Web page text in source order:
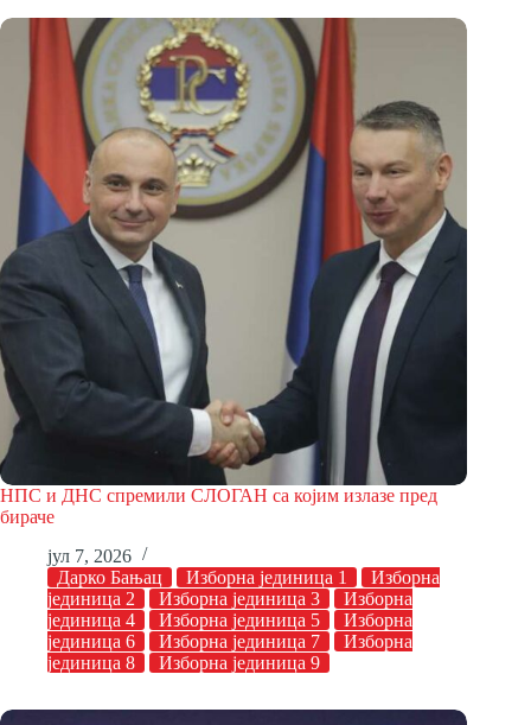
НПС и ДНС спремили СЛОГАН са којим излазе пред
бираче
јул 7, 2026
Дарко Бањац
Изборна јединица 1
Изборна
јединица 2
Изборна јединица 3
Изборна
јединица 4
Изборна јединица 5
Изборна
јединица 6
Изборна јединица 7
Изборна
јединица 8
Изборна јединица 9